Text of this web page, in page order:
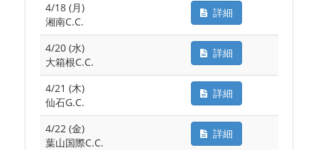
4/18 (月)
湘南C.C.
詳細
4/20 (水)
大箱根C.C.
詳細
4/21 (木)
仙石G.C.
詳細
4/22 (金)
葉山国際C.C.
詳細